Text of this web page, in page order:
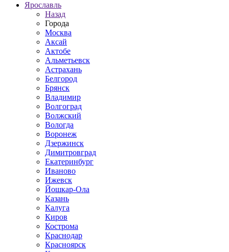
Ярославль
Назад
Города
Москва
Аксай
Актобе
Альметьевск
Астрахань
Белгород
Брянск
Владимир
Волгоград
Волжский
Вологда
Воронеж
Дзержинск
Димитровград
Екатеринбург
Иваново
Ижевск
Йошкар-Ола
Казань
Калуга
Киров
Кострома
Краснодар
Красноярск